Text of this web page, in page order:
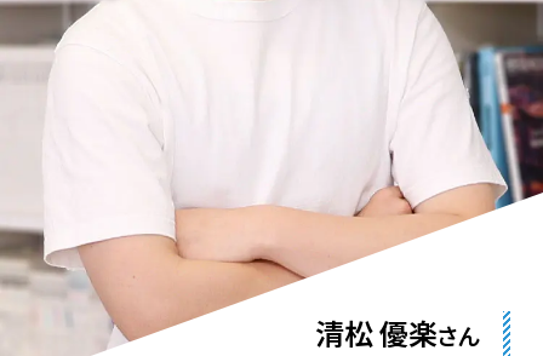
清松 優楽さん